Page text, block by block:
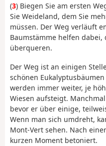
(3) Biegen Sie am ersten
Sie Weideland, dem Sie
müssen. Der Weg verläuft
Baumstämme helfen
überqueren.
Der Weg ist an einigen
schönen
werden immer weiter, je
Wiesen aufsteigt.
bevor er über einige,
Wenn man sich umdreht,
Mont-Vert sehen. Nach
kurzen Moment betoniert.